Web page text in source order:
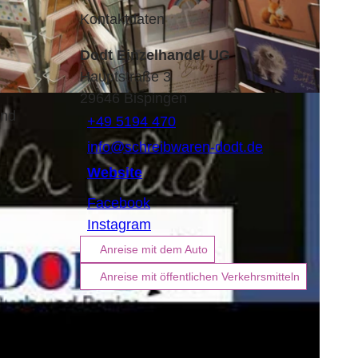
Kontaktdaten
Dodt Einzelhandel UG
Hauptstraße 3
29646Bispingen
+49 5194 470
info@schreibwaren-dodt.de
Website
Facebook
Instagram
Anreise mit dem Auto
Anreise mit öffentlichen Verkehrsmitteln